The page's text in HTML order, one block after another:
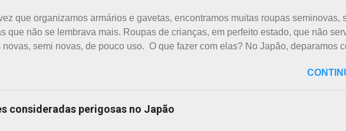
para atender aos nossos insti...
que organizamos armários e gavetas, encontramos muitas roupas seminovas,
que não se lembrava mais. Roupas de crianças, em perfeito estado, que não
novas, semi novas, de pouco uso. O que fazer com elas? No Japão, deparamos
tem interesse nas peças, além do baixo preço oferecido. Doar dá uma
do que vender a preço baixo. O Japão é um país que recicla há muitos anos e
cidades como Nagoya, basta colocar as roupas em sacos brancos. As roupas
para diversos usos, como panos de limpeza ou enviadas aos países pobres.
consideradas perigosas no Japão